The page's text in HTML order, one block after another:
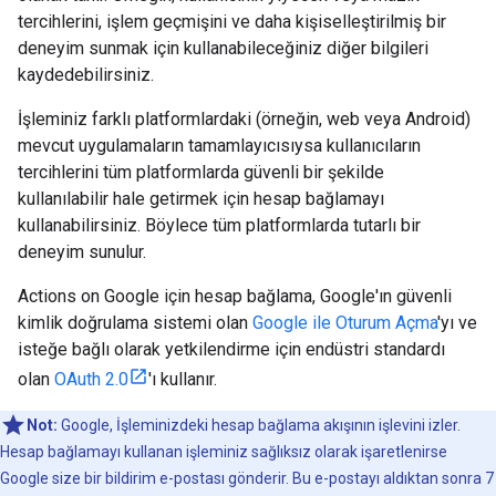
tercihlerini, işlem geçmişini ve daha kişiselleştirilmiş bir
deneyim sunmak için kullanabileceğiniz diğer bilgileri
kaydedebilirsiniz.
İşleminiz farklı platformlardaki (örneğin, web veya Android)
mevcut uygulamaların tamamlayıcısıysa kullanıcıların
tercihlerini tüm platformlarda güvenli bir şekilde
kullanılabilir hale getirmek için hesap bağlamayı
kullanabilirsiniz. Böylece tüm platformlarda tutarlı bir
deneyim sunulur.
Actions on Google için hesap bağlama, Google'ın güvenli
kimlik doğrulama sistemi olan Google ile Oturum Açma'yı ve
isteğe bağlı olarak yetkilendirme için endüstri standardı
olan OAuth 2.0 'ı kullanır.
Not: Google, İşleminizdeki hesap bağlama akışının işlevini izler.
Hesap bağlamayı kullanan işleminiz sağlıksız olarak işaretlenirse
Google size bir bildirim e-postası gönderir. Bu e-postayı aldıktan sonra 7